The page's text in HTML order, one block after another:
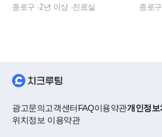
종로구 ·2년 이상 ·진료실
다.
종로구
광고문의고객센터FAQ이용약관개인정보
위치정보 이용약관